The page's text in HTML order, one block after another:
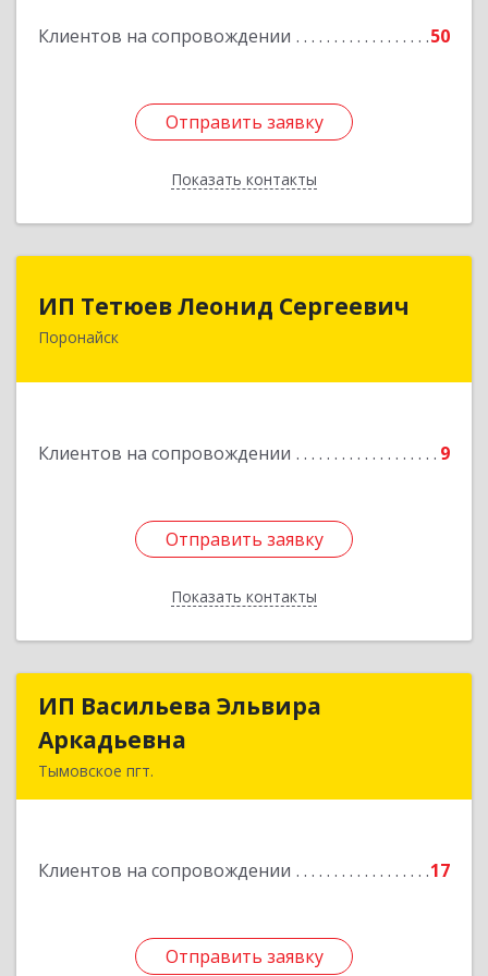
Клиентов на сопровождении 50
Отправить заявку
Показать контакты
Отправить заявку
Назад
ИП Тетюев Леонид Сергеевич
Поронайск
Клиентов на сопровождении 9
Отправить заявку
Показать контакты
694242, Сахалинская обл, Поронайск г, Фрунзе
Отправить заявку
Назад
ИП Васильева Эльвира
Аркадьевна
Тымовское пгт.
Клиентов на сопровождении 17
Отправить заявку
ИП Васильева Эльвира
Отправить заявку